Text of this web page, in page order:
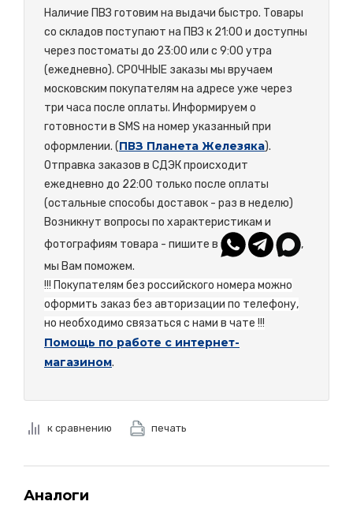
Наличие ПВЗ готовим на выдачи быстро. Товары
со складов поступают на ПВЗ к 21:00 и доступны
через постоматы до 23:00 или с 9:00 утра
(ежедневно). СРОЧНЫЕ заказы мы вручаем
московским покупателям на адресе уже через
три часа после оплаты. Информируем о
готовности в SMS на номер указанный при
оформлении. (ПВЗ Планета Железяка).
Отправка заказов в СДЭК происходит
ежедневно до 22:00 только после оплаты
(остальные способы доставок - раз в неделю)
Возникнут вопросы по характеристикам и
фотографиям товара - пишите в
,
мы Вам поможем.
!!! Покупателям без российского номера можно
оформить заказ без авторизации по телефону,
но необходимо связаться с нами в чате !!!
Помощь по работе с интернет-
магазином.
к сравнению печать
Аналоги